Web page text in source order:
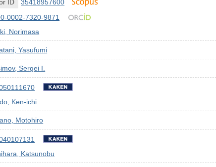
ID
35418957600
0002-7320-9871
Norimasa
Yasufumi
Sergei I.
Ken-ichi
Motohiro
Katsunobu